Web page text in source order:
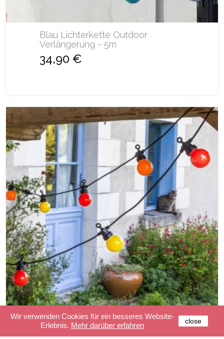
Blau Lichterkette Outdoor
Verlängerung - 5m
34,90 €
Outdoor Lichterkette Rot - 5m
Wir verwenden Cookies für ein besseres Website-
Erlebnis. Mehr darüber erfahren close